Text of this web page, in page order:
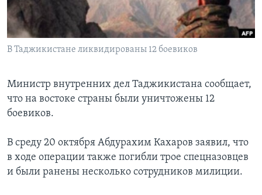
Learning English
СОЦИАЛЬНЫЕ СЕТИ
В Таджикистане ликвидированы 12 боевиков
Министр внутренних дел Таджикистана сообщает,
что на востоке страны были уничтожены 12
боевиков.
В среду 20 октября Абдурахим Кахаров заявил, что
в ходе операции также погибли трое спецназовцев
и были ранены несколько сотрудников милиции.